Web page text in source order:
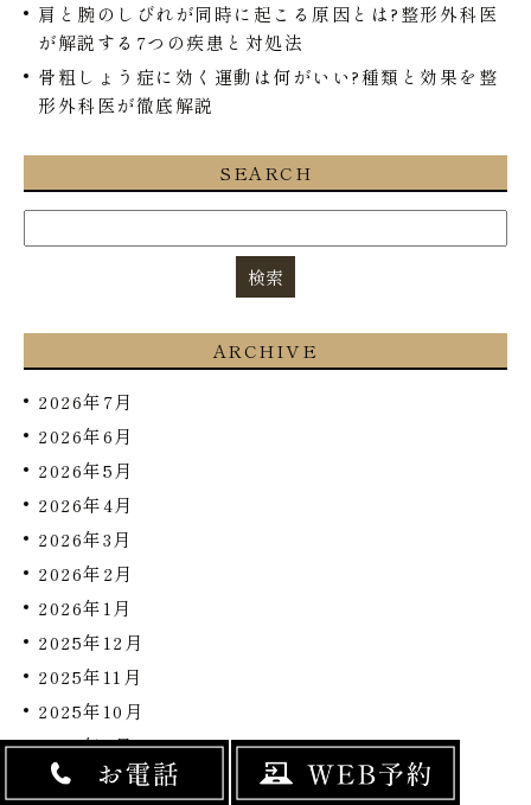
肩と腕のしびれが同時に起こる原因とは?整形外科医
が解説する7つの疾患と対処法
骨粗しょう症に効く運動は何がいい?種類と効果を整
形外科医が徹底解説
SEARCH
ARCHIVE
2026年7月
2026年6月
2026年5月
2026年4月
2026年3月
2026年2月
2026年1月
2025年12月
2025年11月
2025年10月
2025年8月
2025年6月